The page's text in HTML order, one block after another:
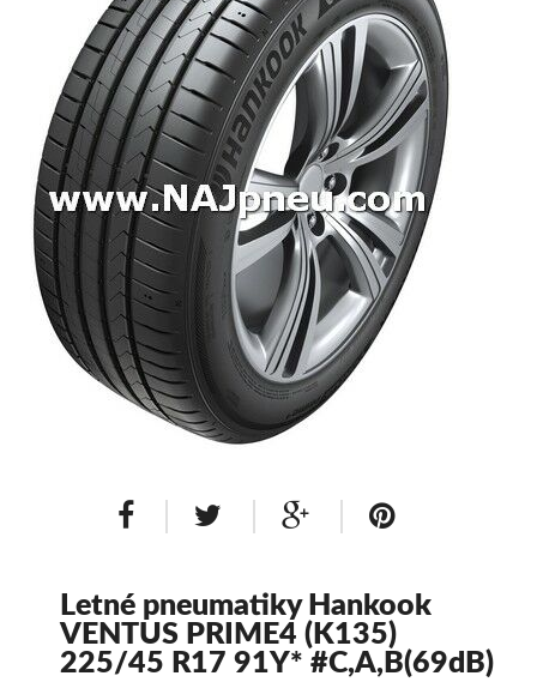
Dodávkové + malé úžitkové
Celoročné pneumatiky
Osobné/crossover + malé úžitkové
SUV/crossover + OFFRoad-ové
Dodávkové + malé úžitkové
Disky
Hliníkové / ALU disky / Elektróny
Puklice na kolesá Kontakt Blog
Letné pneumatiky Hankook
VENTUS PRIME4 (K135)
225/45 R17 91Y* #C,A,B(69dB)